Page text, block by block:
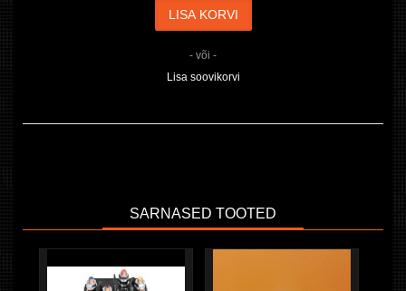
- või -
Lisa soovikorvi
SARNASED TOOTED